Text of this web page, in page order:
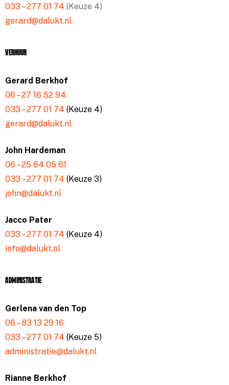
033 – 277 01 74 (Keuze 4)
gerard@dalukt.nl
Verhuur
Gerard Berkhof
06 – 27 16 52 94
033 – 277 01 74 (Keuze 4)
gerard@dalukt.nl
John Hardeman
06 – 25 64 05 61
033 – 277 01 74 (Keuze 3)
john@dalukt.nl
Jacco Pater
033 – 277 01 74 (Keuze 4)
info@dalukt.nl
Administratie
Gerlena van den Top
06 – 83 13 29 16
033 – 277 01 74 (Keuze 5)
administratie@dalukt.nl
Rianne Berkhof